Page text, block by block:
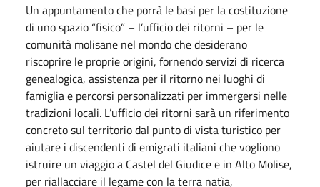
Un appuntamento che porrà le basi per la costituzione
di uno spazio “fisico” – l’ufficio dei ritorni – per le
comunità molisane nel mondo che desiderano
riscoprire le proprie origini, fornendo servizi di ricerca
genealogica, assistenza per il ritorno nei luoghi di
famiglia e percorsi personalizzati per immergersi nelle
tradizioni locali. L’ufficio dei ritorni sarà un riferimento
concreto sul territorio dal punto di vista turistico per
aiutare i discendenti di emigrati italiani che vogliono
istruire un viaggio a Castel del Giudice e in Alto Molise,
per riallacciare il legame con la terra natìa,